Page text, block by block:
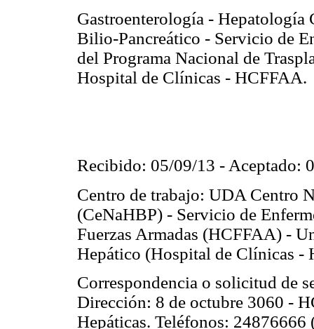
Gastroenterología -
Bilio-Pancreático - Servicio de
del Programa Nacional de
Hospital de Clínicas - HCFFAA.
Recibido: 05/09/13 - Aceptado:
Centro de trabajo: UDA Centro
(CeNaHBP) - Servicio de
Fuerzas Armadas (HCFFAA) -
Hepático (Hospital de Clínicas -
Correspondencia o solicitud de
Dirección: 8 de octubre 3060 -
Hepáticas. Teléfonos: